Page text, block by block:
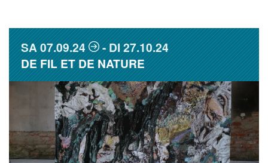
SA07.09.24 DI27.10.24
DE FIL ET DE NATURE